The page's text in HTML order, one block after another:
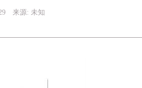
来源: 未知